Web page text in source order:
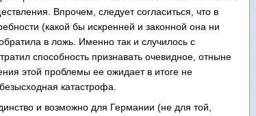
Впрочем, следует согласиться, что в
(какой бы искренней и законной она ни
в ложь. Именно так и случилось с
способность признавать очевидное, отныне
этой проблемы ее ожидает в итоге не
катастрофа.
и возможно для Германии (не для той,